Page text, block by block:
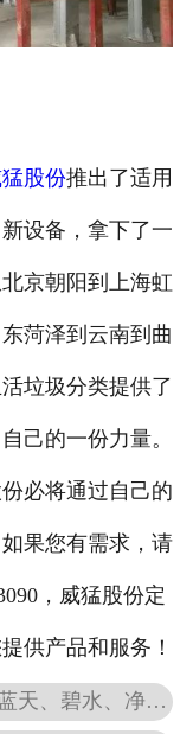
猛股份推出了适用
设备，拿下了一
京朝阳到上海虹
菏泽到云南到曲
垃圾分类提供了
己的一份力量。
必将通过自己的
果您有需求，请
，威猛股份定
供产品和服务！
上一条： 威猛股份与您一起攻坚蓝天、碧水、净土保卫战